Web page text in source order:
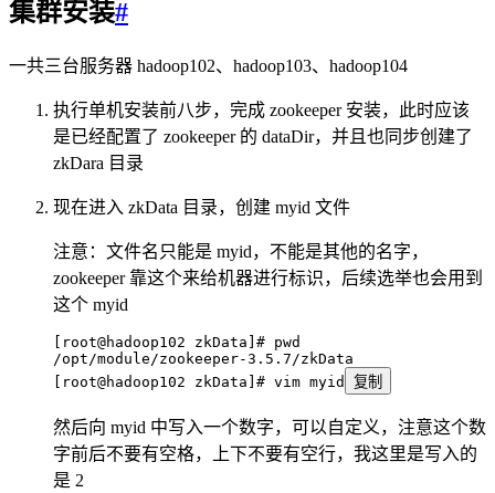
集群安装#
一共三台服务器 hadoop102、hadoop103、hadoop104
执行单机安装前八步，完成 zookeeper 安装，此时应该
是已经配置了 zookeeper 的 dataDir，并且也同步创建了
zkDara 目录
现在进入 zkData 目录，创建 myid 文件
注意：文件名只能是 myid，不能是其他的名字，
zookeeper 靠这个来给机器进行标识，后续选举也会用到
这个 myid
[root@hadoop102 zkData]# pwd
/opt/module/zookeeper-3.5.7/zkData
[root@hadoop102 zkData]# vim myid
复制
然后向 myid 中写入一个数字，可以自定义，注意这个数
字前后不要有空格，上下不要有空行，我这里是写入的
是 2